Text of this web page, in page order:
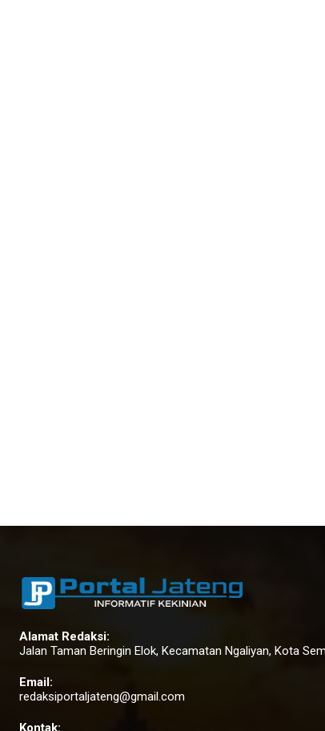
Alamat Redaksi:
Jalan Taman Beringin Elok, Kecamatan Ngaliyan, Kota
Email:
redaksiportaljateng@gmail.com
Kontak: